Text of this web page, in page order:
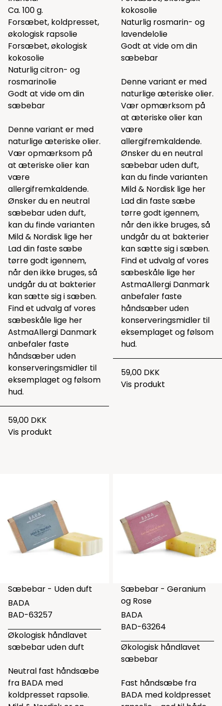
Ca. 100 g.
Forsæbet, koldpresset,
økologisk rapsolie
Forsæbet, økologisk
kokosolie
Naturlig citron- og
rosmarinolie
Godt at vide om din
sæbebar
Denne variant er med
naturlige æteriske olier.
Vær opmærksom på
at æteriske olier kan
være
allergifremkaldende.
Ønsker du en neutral
sæbebar uden duft,
kan du finde varianten
Mild & Nordisk lige her
Lad din faste sæbe
tørre godt igennem,
når den ikke bruges, så
undgår du at bakterier
kan sætte sig i sæben.
Find et udvalg af vores
sæbeskåle lige her
AstmaAllergi Danmark
anbefaler faste
håndsæber uden
konserveringsmidler til
eksemplaget og følsom
hud.
59,00 DKK
Vis produkt
kokosolie
Naturlig rosmarin- og
lavendelolie
Godt at vide om din
sæbebar
Denne variant er med
naturlige æteriske olier.
Vær opmærksom på
at æteriske olier kan
være
allergifremkaldende.
Ønsker du en neutral
sæbebar uden duft,
kan du finde varianten
Mild & Nordisk lige her
Lad din faste sæbe
tørre godt igennem,
når den ikke bruges, så
undgår du at bakterier
kan sætte sig i sæben.
Find et udvalg af vores
sæbeskåle lige her
AstmaAllergi Danmark
anbefaler faste
håndsæber uden
konserveringsmidler til
eksemplaget og følsom
hud.
59,00 DKK
Vis produkt
Sæbebar - Uden duft
BADA
BAD-63257
Økologisk håndlavet
sæbebar uden duft
Neutral fast håndsæbe
fra BADA med
koldpresset rapsolie.
Sæbebar - Geranium
og Rose
BADA
BAD-63264
Økologisk håndlavet
sæbebar
Fast håndsæbe fra
BADA med koldpresset